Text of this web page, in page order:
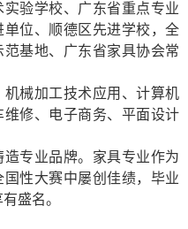
验学校、广东省重点专业
位、顺德区先进学校，全
基地、广东省家具协会常
械加工技术应用、计算机
修、电子商务、平面设计
专业品牌。家具专业作为
性大赛中屡创佳绩，毕业
盛名。